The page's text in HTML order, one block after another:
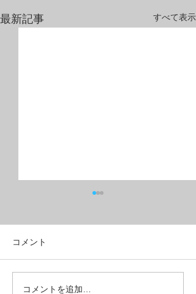
最新記事 すべて表示
コメント
コメントを追加…